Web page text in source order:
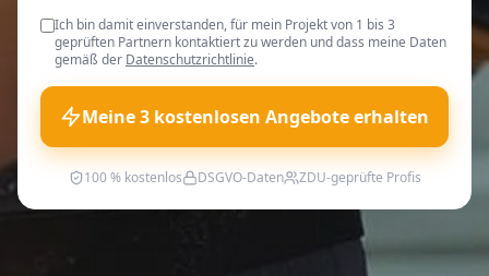
Ich bin damit einverstanden, für mein Projekt von 1 bis 3
geprüften Partnern kontaktiert zu werden und dass meine Daten
gemäß der Datenschutzrichtlinie.
Meine 3 kostenlosen Angebote erhalten
100 % kostenlos DSGVO-Daten ZDU-geprüfte Profis